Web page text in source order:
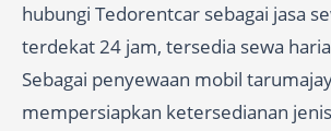
hubungi Tedorentcar sebagai jasa
terdekat 24 jam, tersedia sewa
Sebagai penyewaan mobil
mempersiapkan ketersedianan